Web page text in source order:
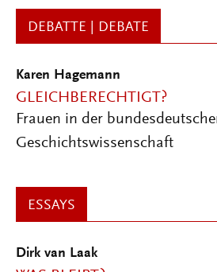
DEBATTE | DEBATE
Karen Hagemann
GLEICHBERECHTIGT?
Frauen in der
Geschichtswissenschaft
ESSAYS
Dirk van Laak